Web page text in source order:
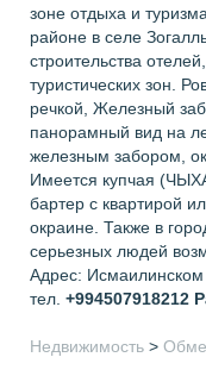
зоне отдыха и
районе в селе
строительства
туристических зон.
речкой, Железный
панорамный вид на
железным забором,
Имеется купчая
бартер с квартирой
окраине. Также в
серьезных людей
Адрес: Исмаилинском
тел. +994507918212
Недвижимость >